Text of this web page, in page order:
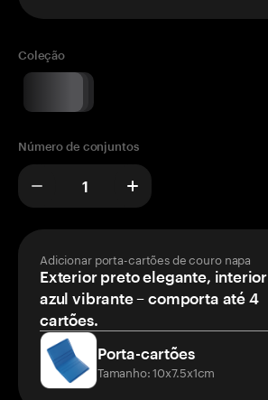
Coleção
Número de conjuntos
Adicionar porta-cartões de couro napa
Exterior preto elegante, interior
azul vibrante – comporta até 4
cartões.
Porta-cartões
Tamanho: 10x7.5x1cm